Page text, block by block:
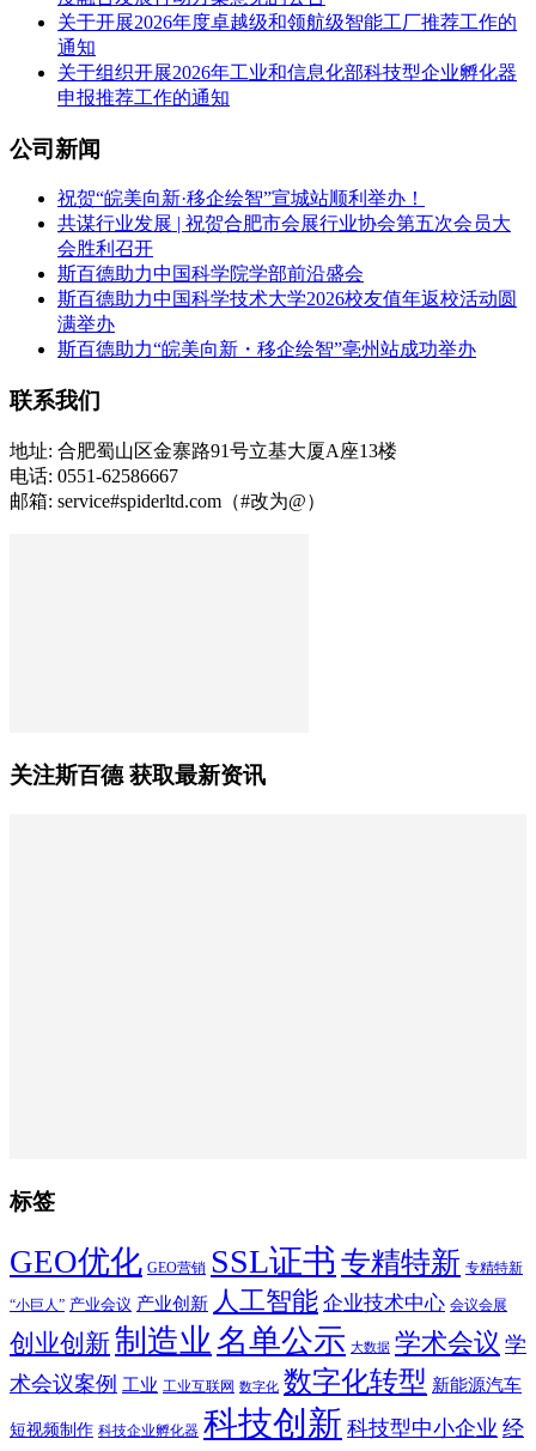
关于开展2026年度卓越级和领航级智能工厂推荐工作的
通知
关于组织开展2026年工业和信息化部科技型企业孵化器
申报推荐工作的通知
公司新闻
祝贺“皖美向新·移企绘智”宣城站顺利举办！
共谋行业发展 | 祝贺合肥市会展行业协会第五次会员大
会胜利召开
斯百德助力中国科学院学部前沿盛会
斯百德助力中国科学技术大学2026校友值年返校活动圆
满举办
斯百德助力“皖美向新・移企绘智”亳州站成功举办
联系我们
地址: 合肥蜀山区金寨路91号立基大厦A座13楼
电话: 0551-62586667
邮箱: service#spiderltd.com（#改为@）
关注斯百德 获取最新资讯
标签
GEO优化 GEO营销 SSL证书 专精特新 专精特新
“小巨人” 产业会议 产业创新 人工智能 企业技术中心 会议会展
创业创新制造业名单公示 大数据 学术会议 学
术会议案例 工业 工业互联网 数字化 数字化转型 新能源汽车
短视频制作 科技企业孵化器 科技创新 科技型中小企业 经